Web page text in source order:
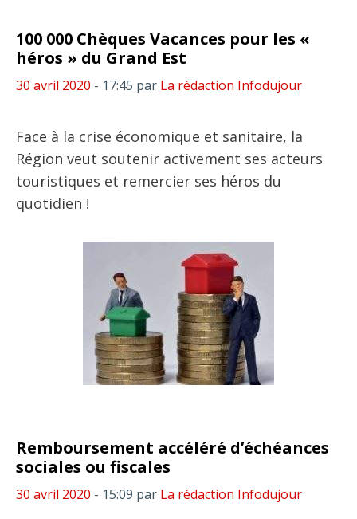
100 000 Chèques Vacances pour les «
héros » du Grand Est
30 avril 2020 - 17:45 par La rédaction Infodujour
Face à la crise économique et sanitaire, la
Région veut soutenir activement ses acteurs
touristiques et remercier ses héros du
quotidien !
Remboursement accéléré d’échéances
sociales ou fiscales
30 avril 2020 - 15:09 par La rédaction Infodujour